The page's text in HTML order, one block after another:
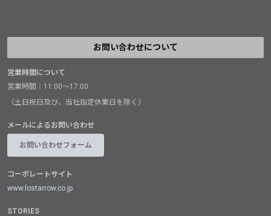
お問い合わせについて
営業時間について
営業時間：11:00～17:00
（土日祝日及び、当社指定休業日を除く）
メールによるお問い合わせ
お問い合わせフォーム
コーポレートサイト
www.lostarrow.co.jp
STORIES